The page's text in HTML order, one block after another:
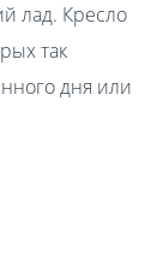
лад. Кресло
так
дня или